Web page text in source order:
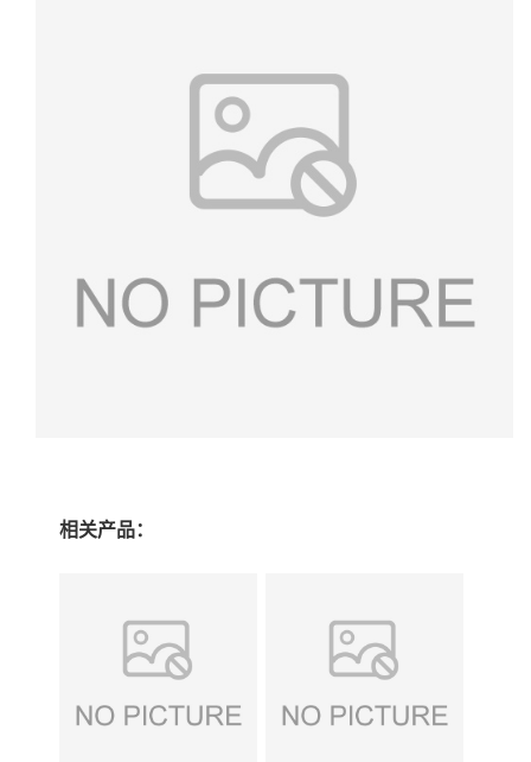
相关产品：